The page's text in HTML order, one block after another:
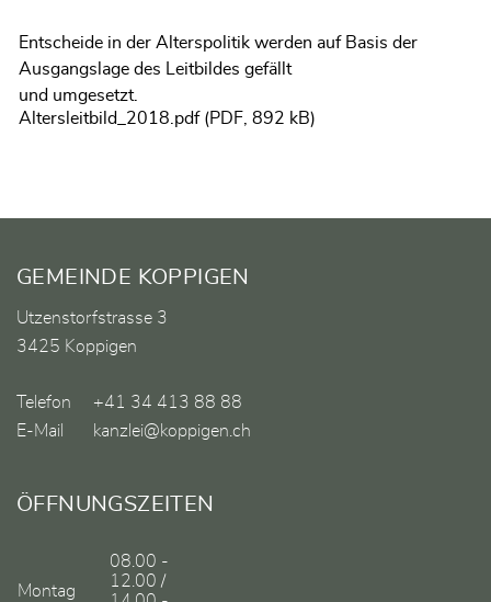
Entscheide in der Alterspolitik werden auf Basis der
Ausgangslage des Leitbildes gefällt
und umgesetzt.
Altersleitbild_2018.pdf (PDF, 892 kB)
Fusszeile
GEMEINDE KOPPIGEN
Utzenstorfstrasse 3
3425 Koppigen
Telefon
+41 34 413 88 88
E-Mail
kanzlei@koppigen.ch
ÖFFNUNGSZEITEN
Montag
08.00 -
12.00 /